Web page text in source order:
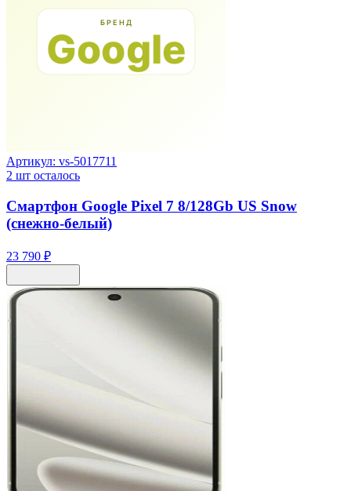
Артикул: vs-5017711
2 шт осталось
Смартфон Google Pixel 7 8/128Gb US Snow
(снежно-белый)
23 790 ₽